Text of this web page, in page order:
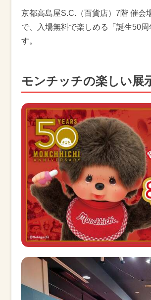
京都高島屋S.C.（百貨店）7階 催会
で、入場無料で楽しめる「誕生50
す。
モンチッチの楽しい展